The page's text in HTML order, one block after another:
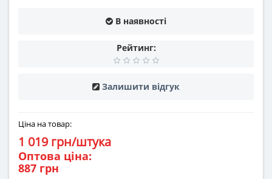
В наявності
Рейтинг:
Залишити відгук
Ціна на товар:
1 019 грн/штука
Оптова ціна:
887 грн